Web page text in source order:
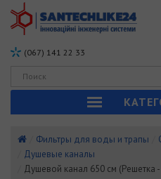
(067) 141 22 33
Фильтры для воды и трапы
Душевые каналы
Душевой канал 650 см (Решетка